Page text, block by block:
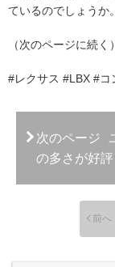
ているのでしょうか。
（次のページに続く）
#レクサス #LBX #コ
次のページ
の多さが好評
前へ